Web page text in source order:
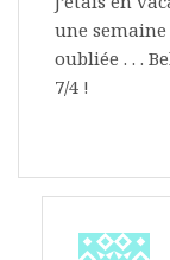
une
oubliée . . .
7/4 !